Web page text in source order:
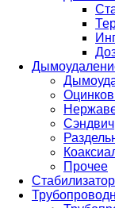
Сэндвич
Прочее